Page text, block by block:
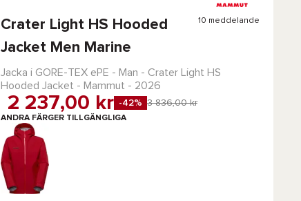
Crater Light HS Hooded
Jacket Men Marine
10 meddelande
Jacka i GORE-TEX ePE - Man - Crater Light HS
Hooded Jacket - Mammut - 2026
2 237,00 kr -42% 3 836,00 kr
ANDRA FÄRGER TILLGÄNGLIGA